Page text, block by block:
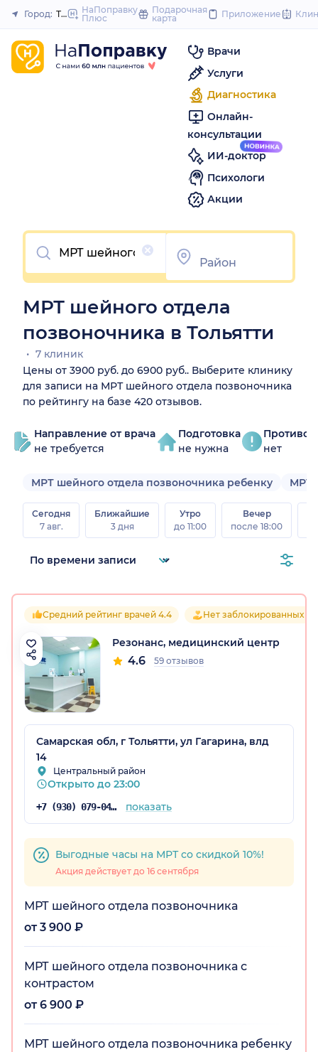
to
Закрыть
Город: ТольяттиНаПоправку
Плюс
Подарочная
карта
Приложение
Врачи
Услуги
Диагностика
Онлайн-
консультации
ИИ-доктор
Психологи
Акции
Очистить
МРТ шейного отдела
позвоночника в Тольятти
7 клиник
Цены от 3900 руб. до 6900 руб.. Выберите клинику
для записи на МРТ шейного отдела позвоночника
по рейтингу на базе 420 отзывов.
Направление от врача
не требуется
Подготовка
не нужна
нет
МРТ шейного отдела позвоночника ребенку МРТ
Сегодня
7 авг.
Ближайшие
3 дня
Утро
до 11:00
Вечер
после 18:00
Средний рейтинг врачей 4.4 Нет заблокированных
Резонанс, медицинский центр
4.6 59 отзывов
Самарская обл, г Тольятти, ул Гагарина, влд
14
Центральный район
Открыто до 23:00
+7 (930) 079-04-68 показать
Выгодные часы на МРТ со скидкой 10%!
Акция действует до 16 сентября
МРТ шейного отдела позвоночника
от 3 900 ₽
МРТ шейного отдела позвоночника с
контрастом
от 6 900 ₽
МРТ шейного отдела позвоночника ребенку